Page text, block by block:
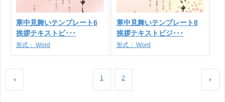
寒中見舞いテンプレート6
挨拶テキストビ･･･
形式： Word
寒中見舞いテンプレート8
挨拶テキストビジ･･･
形式： Word
1 2